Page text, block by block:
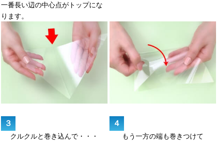
一番長い辺の中心点がトップにな
ります。
３
クルクルと巻き込んで・・・
４
もう一方の端も巻きつけて